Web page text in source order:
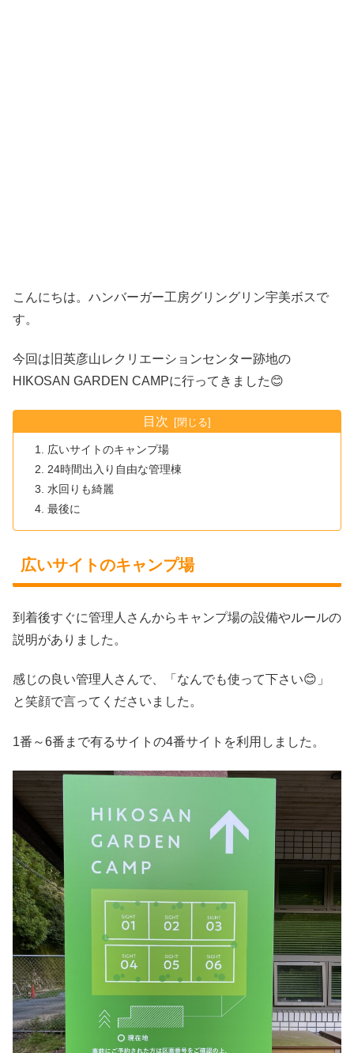
こんにちは。ハンバーガー工房グリングリン宇美ボスで
す。
今回は旧英彦山レクリエーションセンター跡地の
HIKOSAN GARDEN CAMPに行ってきました😊
目次
広いサイトのキャンプ場
24時間出入り自由な管理棟
水回りも綺麗
最後に
広いサイトのキャンプ場
到着後すぐに管理人さんからキャンプ場の設備やルールの
説明がありました。
感じの良い管理人さんで、「なんでも使って下さい😊」
と笑顔で言ってくださいました。
1番～6番まで有るサイトの4番サイトを利用しました。